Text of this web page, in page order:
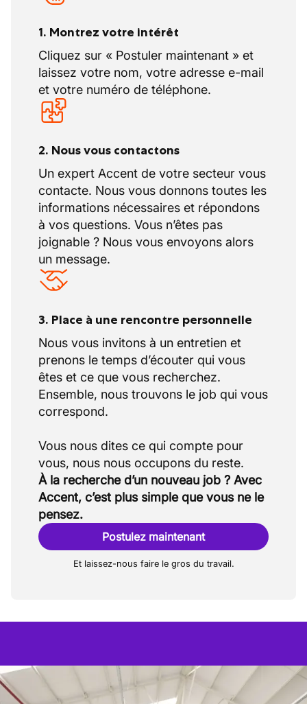
1. Montrez votre intérêt
Cliquez sur « Postuler maintenant » et
laissez votre nom, votre adresse e-mail
et votre numéro de téléphone.
2. Nous vous contactons
Un expert Accent de votre secteur vous
contacte. Nous vous donnons toutes les
informations nécessaires et répondons
à vos questions. Vous n’êtes pas
joignable ? Nous vous envoyons alors
un message.
3. Place à une rencontre personnelle
Nous vous invitons à un entretien et
prenons le temps d’écouter qui vous
êtes et ce que vous recherchez.
Ensemble, nous trouvons le job qui vous
correspond.
Vous nous dites ce qui compte pour
À la recherche d’un nouveau job ? Avec
Accent, c’est plus simple que vous ne le
pensez.
Postulez maintenant
Et laissez-nous faire le gros du travail.